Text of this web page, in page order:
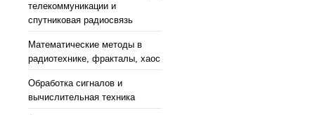
телекоммуникации и
спутниковая радиосвязь
Математические методы в
радиотехнике, фракталы, хаос
Обработка сигналов и
вычислительная техника